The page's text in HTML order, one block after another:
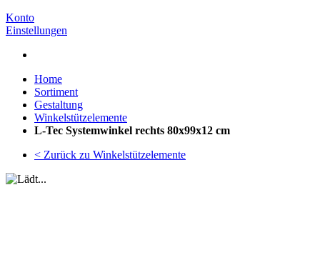
Konto
Einstellungen
Home
Sortiment
Gestaltung
Winkelstützelemente
L-Tec Systemwinkel rechts 80x99x12 cm
< Zurück zu Winkelstützelemente